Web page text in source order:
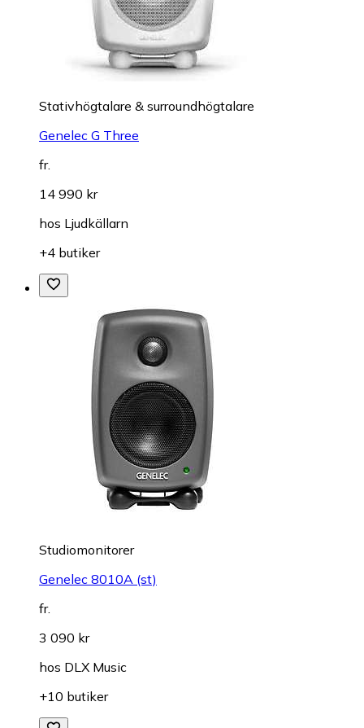
Stativhögtalare & surroundhögtalare
Genelec G Three
fr.
14 990 kr
hos Ljudkällarn
+4 butiker
Studiomonitorer
Genelec 8010A (st)
fr.
3 090 kr
hos DLX Music
+10 butiker